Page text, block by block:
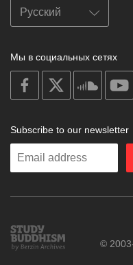
Мы в социальных сетях
on
facebook
Subscribe to our newsletter
Enter
Study
Buddhism
©